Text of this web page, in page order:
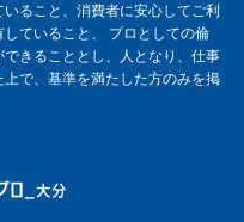
ること、消費者に安心してご利
ていること、 プロとしての倫
きることとし、人となり、仕事
で、基準を満たした方のみを掲